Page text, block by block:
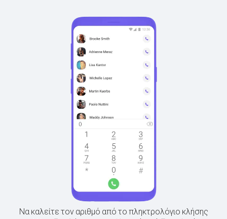
Να καλείτε τον αριθμό από το πληκτρολόγιο κλήσης